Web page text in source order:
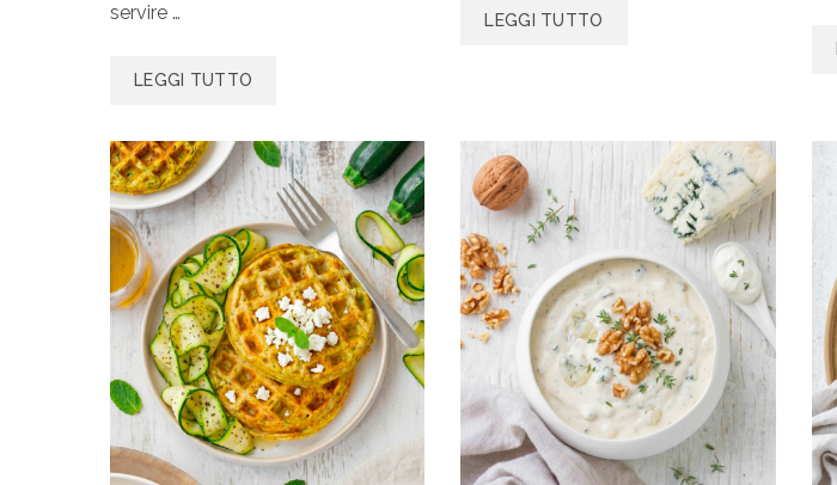
servire …
LEGGI TUTTO
LEGGI TUTTO